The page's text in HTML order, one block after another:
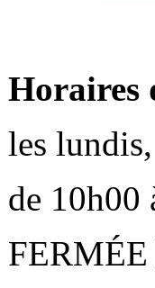
Horaires
les
de 10h00